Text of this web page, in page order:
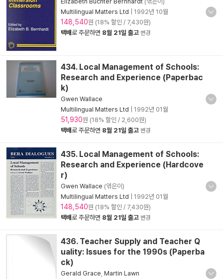
Multilingual Matters Ltd
1992년 10월
148,540원 (18% 할인 / 7,430원)
택배로 주문하면 8월 21일 출고 변경
434. Local Management of Schools:
Research and Experience (Paperbac
k)
Gwen Wallace
Multilingual Matters Ltd
1992년 01월
51,930원 (18% 할인 / 2,600원)
택배로 주문하면 8월 21일 출고 변경
435. Local Management of Schools:
Research and Experience (Hardcove
r)
Gwen Wallace (엮은이)
Multilingual Matters Ltd
1992년 01월
148,540원 (18% 할인 / 7,430원)
택배로 주문하면 8월 21일 출고 변경
436. Teacher Supply and Teacher Q
uality: Issues for the 1990s (Paperba
ck)
Gerald Grace Martin Lawn